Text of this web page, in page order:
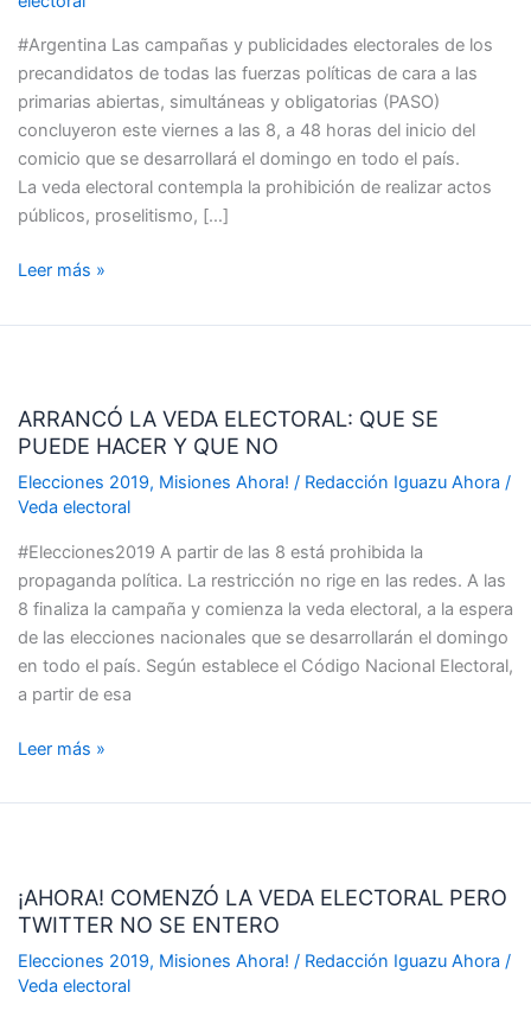
#Argentina Las campañas y publicidades electorales de los
precandidatos de todas las fuerzas políticas de cara a las
primarias abiertas, simultáneas y obligatorias (PASO)
concluyeron este viernes a las 8, a 48 horas del inicio del
comicio que se desarrollará el domingo en todo el país.
La veda electoral contempla la prohibición de realizar actos
públicos, proselitismo, […]
Leer más »
ARRANCÓ LA VEDA ELECTORAL: QUE SE
PUEDE HACER Y QUE NO
Elecciones 2019, Misiones Ahora! / Redacción Iguazu Ahora /
Veda electoral
#Elecciones2019 A partir de las 8 está prohibida la
propaganda política. La restricción no rige en las redes. A las
8 finaliza la campaña y comienza la veda electoral, a la espera
de las elecciones nacionales que se desarrollarán el domingo
en todo el país. Según establece el Código Nacional Electoral,
a partir de esa
VEDA
ELECTORAL:
QUE
SE
HACER
Y
QUE
NO
Leer más »
¡AHORA! COMENZÓ LA VEDA ELECTORAL PERO
TWITTER NO SE ENTERO
Elecciones 2019, Misiones Ahora! / Redacción Iguazu Ahora /
Veda electoral
LA
VEDA
ELECTORAL
PERO